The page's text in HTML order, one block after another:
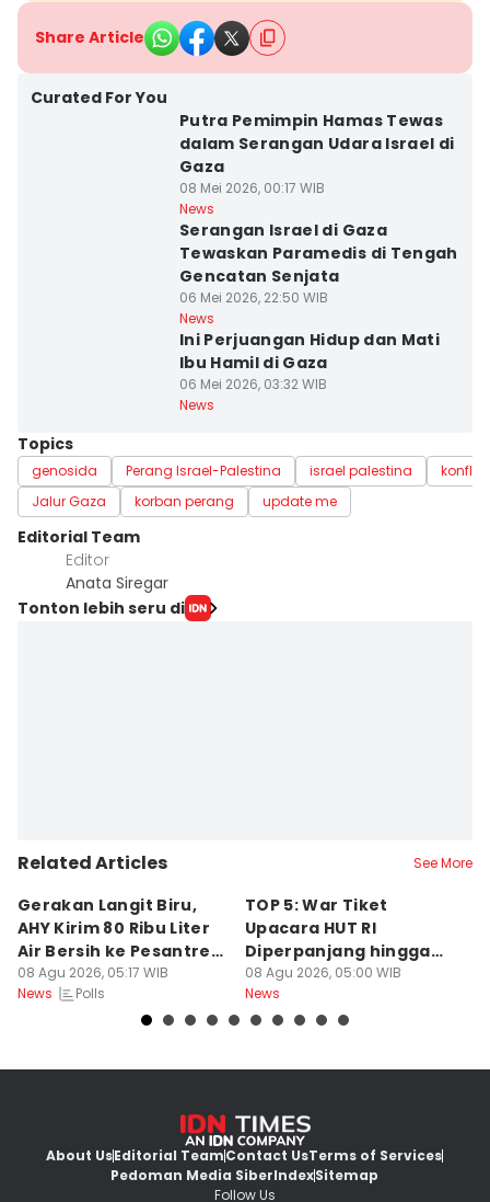
Share Article
Curated For You
Putra Pemimpin Hamas Tewas
dalam Serangan Udara Israel di
Gaza
08 Mei 2026, 00:17 WIB
News
Serangan Israel di Gaza
Tewaskan Paramedis di Tengah
Gencatan Senjata
06 Mei 2026, 22:50 WIB
News
Ini Perjuangan Hidup dan Mati
Ibu Hamil di Gaza
06 Mei 2026, 03:32 WIB
News
Topics
genosida Perang Israel-Palestina israel palestina
konflik
Jalur Gaza
korban perang update me
Editorial Team
Editor
Anata Siregar
Tonton lebih seru di
Related Articles See More
Gerakan Langit Biru,
AHY Kirim 80 Ribu Liter
Air Bersih ke Pesantren
Madura
08 Agu 2026, 05:17 WIB
News
Polls
TOP 5: War Tiket
Upacara HUT RI
Diperpanjang hingga
Prabowo Evaluasi Bahlil
08 Agu 2026, 05:00 WIB
News
About UsEditorial TeamContact UsTerms of Services
Pedoman Media SiberIndexSitemap
Follow Us